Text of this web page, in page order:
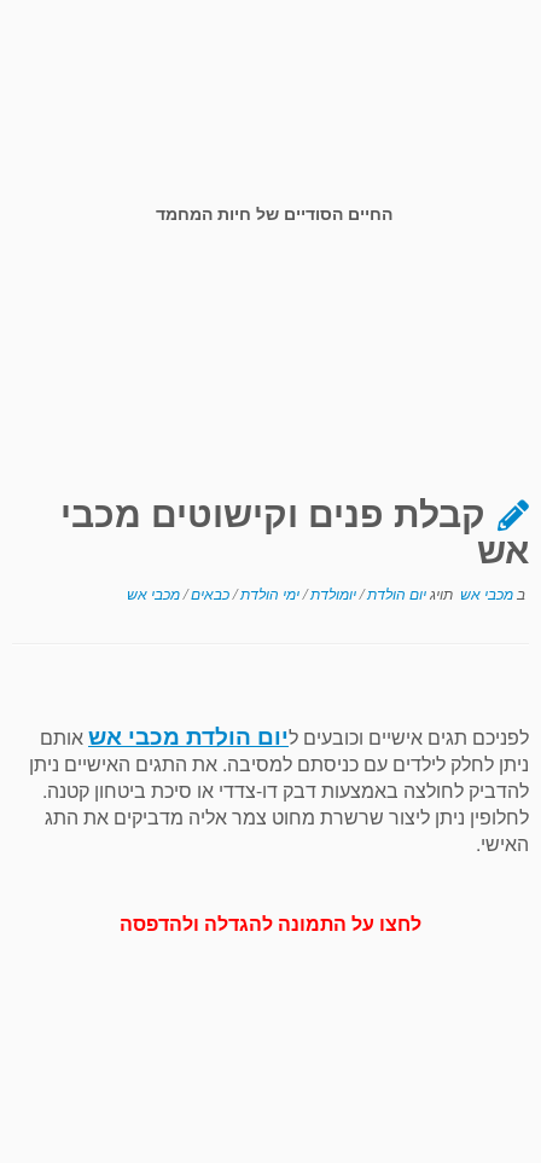
החיים הסודיים של חיות המחמד
קבלת פנים וקישוטים מכבי
אש
ב מכבי אש תויגיום הולדת/יומולדת/ימי הולדת/כבאים/מכבי אש
לפניכם תגים אישיים וכובעים ליום הולדת מכבי אשאותם
ניתן לחלק לילדים עם כניסתם למסיבה. את התגים האישיים ניתן
להדביק לחולצה באמצעות דבק דו-צדדי או סיכת ביטחון קטנה.
לחלופין ניתן ליצור שרשרת מחוט צמר אליה מדביקים את התג
האישי.
לחצו על התמונה להגדלה ולהדפסה